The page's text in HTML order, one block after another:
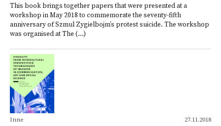
This book brings together papers that were presented at a
workshop in May 2018 to commemorate the seventy-fifth
anniversary of Szmul Zygielbojm’s protest suicide. The workshop
was organised at The (...)
27.11.2018
Inne